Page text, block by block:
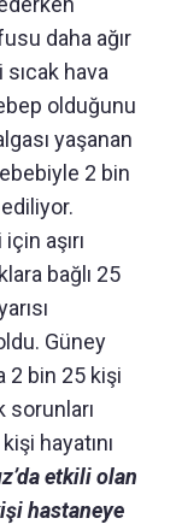
daha ağır
hava
olduğunu
yaşanan
2 bin
aşırı
bağlı 25
Güney
2 bin 25 kişi
sorunları
hayatını
etkili olan
hastaneye